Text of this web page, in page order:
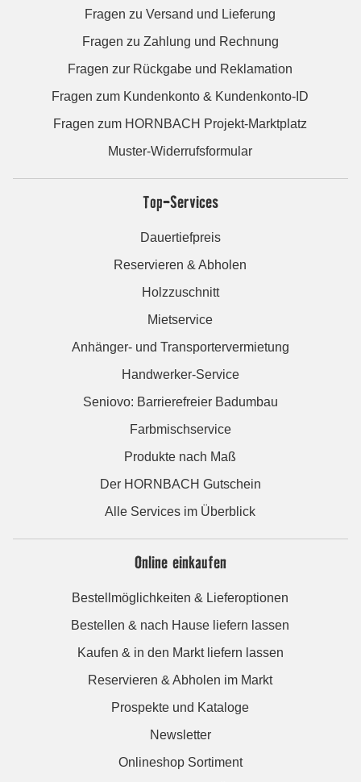
Fragen zu Versand und Lieferung
Fragen zu Zahlung und Rechnung
Fragen zur Rückgabe und Reklamation
Fragen zum Kundenkonto & Kundenkonto-ID
Fragen zum HORNBACH Projekt-Marktplatz
Muster-Widerrufsformular
Top-Services
Dauertiefpreis
Reservieren & Abholen
Holzzuschnitt
Mietservice
Anhänger- und Transportervermietung
Handwerker-Service
Seniovo: Barrierefreier Badumbau
Farbmischservice
Produkte nach Maß
Der HORNBACH Gutschein
Alle Services im Überblick
Online einkaufen
Bestellmöglichkeiten & Lieferoptionen
Bestellen & nach Hause liefern lassen
Kaufen & in den Markt liefern lassen
Reservieren & Abholen im Markt
Prospekte und Kataloge
Newsletter
Onlineshop Sortiment